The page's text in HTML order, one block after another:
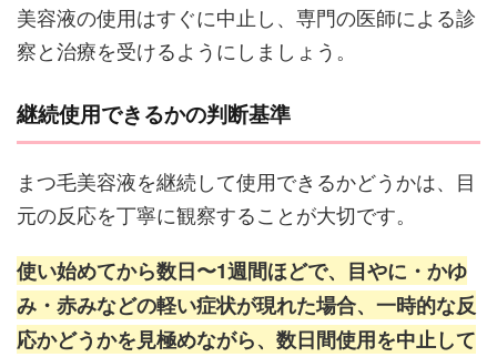
美容液の使用はすぐに中止し、専門の医師による診
察と治療を受けるようにしましょう。
継続使用できるかの判断基準
まつ毛美容液を継続して使用できるかどうかは、目
元の反応を丁寧に観察することが大切です。
使い始めてから数日〜1週間ほどで、目やに・かゆ
み・赤みなどの軽い症状が現れた場合、一時的な反
応かどうかを見極めながら、数日間使用を中止して